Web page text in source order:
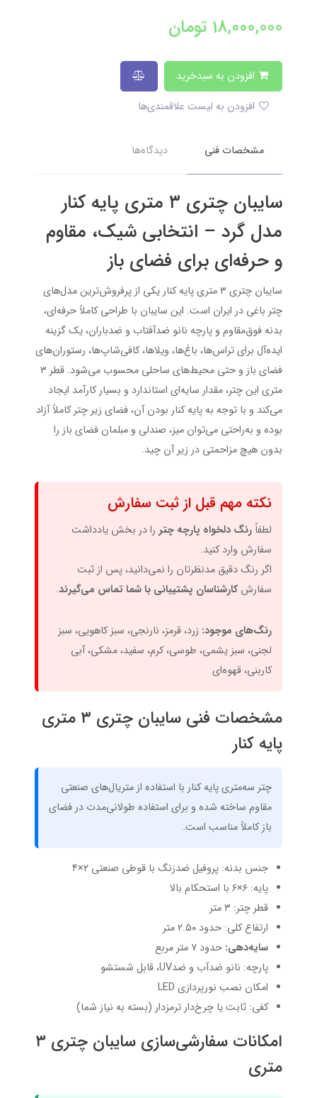
18,000,000 تومان
مشخصات فنی دیدگاه‌ها
سایبان چتری ۳ متری پایه کنار
مدل گرد – انتخابی شیک، مقاوم
و حرفه‌ای برای فضای باز
سایبان چتری ۳ متری پایه کنار یکی از پرفروش‌ترین مدل‌های
چتر باغی در ایران است. این سایبان با طراحی کاملاً حرفه‌ای،
بدنه فوق‌مقاوم و پارچه نانو ضدآفتاب و ضدباران، یک گزینه
ایده‌آل برای تراس‌ها، باغ‌ها، ویلاها، کافی‌شاپ‌ها، رستوران‌های
فضای باز و حتی محیط‌های ساحلی محسوب می‌شود. قطر ۳
متری این چتر، مقدار سایه‌ای استاندارد و بسیار کارآمد ایجاد
می‌کند و با توجه به پایه کنار بودن آن، فضای زیر چتر کاملاً آزاد
بوده و به‌راحتی می‌توان میز، صندلی و مبلمان فضای باز را
بدون هیچ مزاحمتی در زیر آن چید.
نکته مهم قبل از ثبت سفارش
لطفاً رنگ دلخواه پارچه چتر را در بخش یادداشت
سفارش وارد کنید.
اگر رنگ دقیق مدنظرتان را نمی‌دانید، پس از ثبت
سفارشکارشناسان پشتیبانی با شما تماس می‌گیرند.
رنگ‌های موجود: زرد، قرمز، نارنجی، سبز کاهویی، سبز
لجنی، سبز یشمی، طوسی، کرم، سفید، مشکی، آبی
کاربنی، قهوه‌ای
مشخصات فنی سایبان چتری ۳ متری
پایه کنار
چتر سه‌متری پایه کنار با استفاده از متریال‌های صنعتی
مقاوم ساخته شده و برای استفاده طولانی‌مدت در فضای
باز کاملاً مناسب است.
جنس بدنه: پروفیل ضدزنگ با قوطی صنعتی ۲×۴
پایه: ۶×۶ با استحکام بالا
قطر چتر: ۳ متر
ارتفاع کلی: حدود ۲.۵۰ متر
سایه‌دهی: حدود ۷ متر مربع
پارچه: نانو ضدآب و ضدUV، قابل شستشو
امکان نصب نورپردازی LED
کفی: ثابت یا چرخ‌دار ترمزدار (بسته به نیاز شما)
امکانات سفارشی‌سازی سایبان چتری ۳
متری